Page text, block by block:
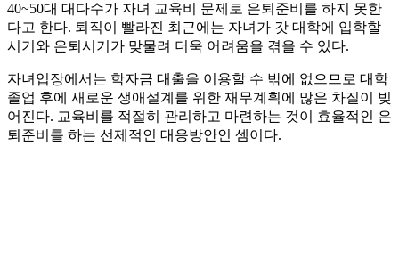
40~50대 대다수가 자녀 교육비 문제로 은퇴준비를 하지 못한
다고 한다. 퇴직이 빨라진 최근에는 자녀가 갓 대학에 입학할
시기와 은퇴시기가 맞물려 더욱 어려움을 겪을 수 있다.
자녀입장에서는 학자금 대출을 이용할 수 밖에 없으므로 대학
졸업 후에 새로운 생애설계를 위한 재무계획에 많은 차질이 빚
어진다. 교육비를 적절히 관리하고 마련하는 것이 효율적인 은
퇴준비를 하는 선제적인 대응방안인 셈이다.